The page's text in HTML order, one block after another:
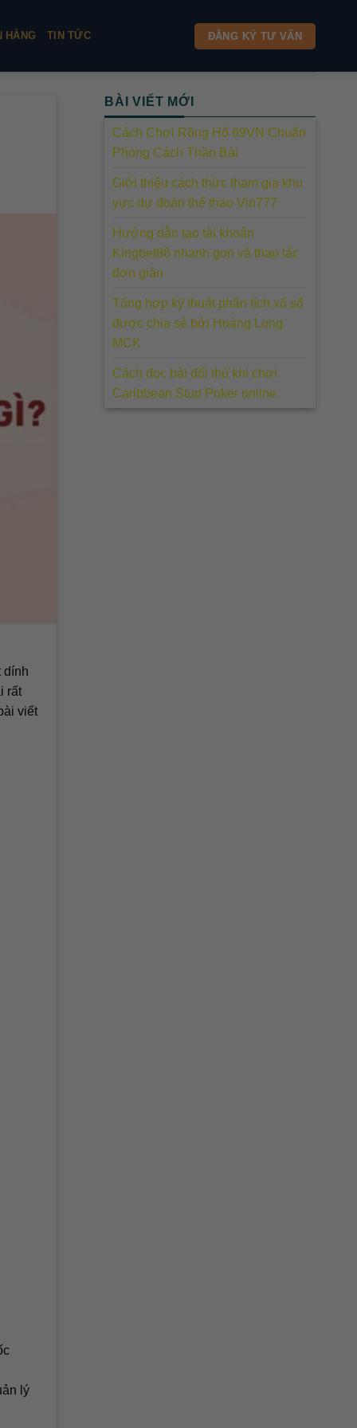
HÀNG TIN TỨC ĐĂNG KÝ TƯ VẤN
dính
rất
viết
lý
BÀI VIẾT MỚI
Cách Chơi Rồng Hổ 69VN Chuẩn
Phong Cách Thần Bài
Giới thiệu cách thức tham gia khu
vực dự đoán thể thao Vin777
Hướng dẫn tạo tài khoản
Kingbet86 nhanh gọn và thao tác
đơn giản
Tổng hợp kỹ thuật phân tích xổ số
được chia sẻ bởi Hoàng Long
MCK
Cách đọc bài đối thủ khi chơi
Caribbean Stud Poker online